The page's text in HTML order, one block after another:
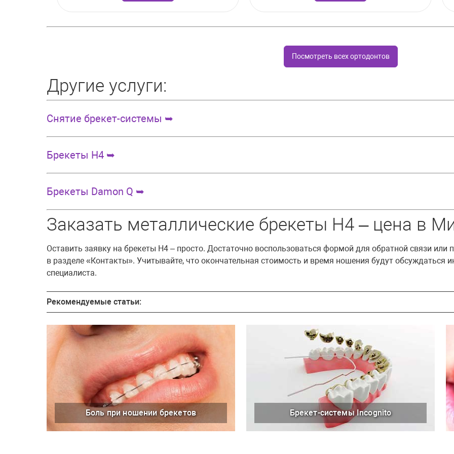
Посмотреть всех ортодонтов
Другие услуги:
Cнятие брекет-системы ➥
Брекеты H4 ➥
Брекеты Damon Q ➥
Заказать металлические брекеты H4 – цена в
Оставить заявку на брекеты H4 – просто. Достаточно воспользоваться формой для обратной связи или
в разделе «Контакты». Учитывайте, что окончательная стоимость и время ношения будут обсуждаться
специалиста.
Рекомендуемые статьи:
Боль при ношении брекетов Брекет-системы Incognito